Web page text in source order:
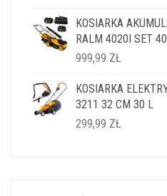
KOSIARKA
RALM 4020I SET
999,99 ZŁ
KOSIARKA
3211 32 CM 30 L
299,99 ZŁ